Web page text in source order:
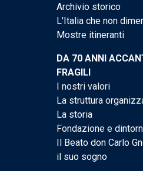
Archivio storico
L'Italia che non
Mostre itineranti
DA 70 ANNI
FRAGILI
I nostri valori
La struttura
La storia
Fondazione e
Il Beato don Carlo
il suo sogno